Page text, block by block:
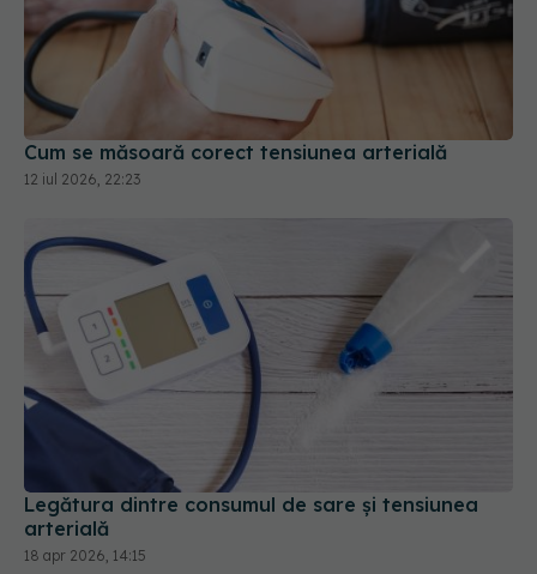
Cum se măsoară corect tensiunea arterială
12 iul 2026, 22:23
Legătura dintre consumul de sare și tensiunea
arterială
18 apr 2026, 14:15